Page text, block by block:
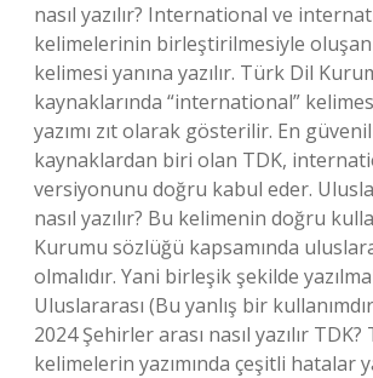
nasıl yazılır? International ve
kelimelerinin birleştirilmesiyle
kelimesi yanına yazılır. Türk Dil
kaynaklarında “international”
yazımı zıt olarak gösterilir. En
kaynaklardan biri olan TDK,
versiyonunu doğru kabul eder.
nasıl yazılır? Bu kelimenin doğru
Kurumu sözlüğü kapsamında
olmalıdır. Yani birleşik şekilde
Uluslararası (Bu yanlış bir
2024 Şehirler arası nasıl yazılır
kelimelerin yazımında çeşitli hatalar